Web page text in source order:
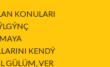
KONULARI
KENDÝ
GÜLÜM, VER